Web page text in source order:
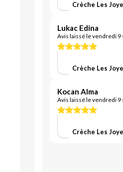
Crèche Les
Lukac Edina
Avis laissé le vendredi
Crèche Les
Kocan Alma
Avis laissé le vendredi
Crèche Les